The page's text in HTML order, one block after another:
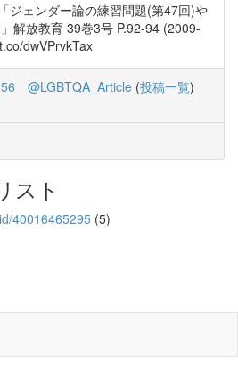
ジェンダー論の練習問題(第47回)や
解放教育 39巻3号 P.92-94 (2009-
dwVPrvkTax
@LGBTQA_Article (投稿一覧)
スト
40016465295 (5)